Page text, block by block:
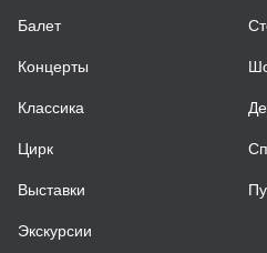
Балет
Концерты
Классика
Цирк
Выставки
Экскурсии